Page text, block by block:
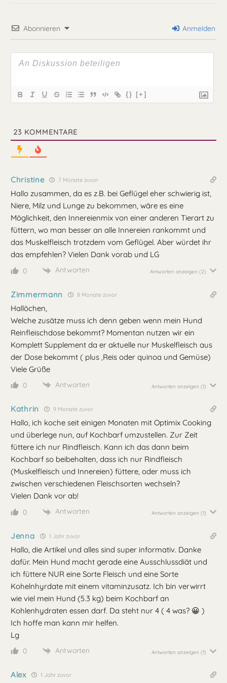
Abonnieren Anmelden
{} [+]
23 KOMMENTARE
Christine 7 Monate zuvor
Hallo zusammen, da es z.B. bei Geflügel eher schwierig ist,
Niere, Milz und Lunge zu bekommen, wäre es eine
Möglichkeit, den Innereienmix von einer anderen Tierart zu
füttern, wo man besser an alle Innereien rankommt und
das Muskelfleisch trotzdem vom Geflügel. Aber würdet ihr
das empfehlen? Vielen Dank vorab und LG
0 Antworten Antworten anzeigen (2)
Zimmermann 8 Monate zuvor
Hallöchen,
Welche zusätze muss ich denn geben wenn mein Hund
Reinfleischdose bekommt? Momentan nutzen wir ein
Komplett Supplement da er aktuelle nur Muskelfleisch aus
der Dose bekommt ( plus ,Reis oder quinoa und Gemüse)
Viele Grüße
0 Antworten Antworten anzeigen (1)
Kathrin 9 Monate zuvor
Hallo, ich koche seit einigen Monaten mit Optimix Cooking
und überlege nun, auf Kochbarf umzustellen. Zur Zeit
füttere ich nur Rindfleisch. Kann ich das dann beim
Kochbarf so beibehalten, dass ich nur Rindfleisch
(Muskelfleisch und Innereien) füttere, oder muss ich
zwischen verschiedenen Fleischsorten wechseln?
Vielen Dank vor ab!
0 Antworten Antworten anzeigen (1)
Jenna 1 Jahr zuvor
Hallo, die Artikel und alles sind super informativ. Danke
dafür. Mein Hund macht gerade eine Ausschlussdiät und
ich füttere NUR eine Sorte Fleisch und eine Sorte
Kohelnhyrdate mit einem vitaminzusatz. Ich bin verwirrt
wie viel mein Hund (5.3 kg) beim Kochbarf an
Kohlenhydraten essen darf. Da steht nur 4 ( 4 was? 😀 )
Ich hoffe man kann mir helfen.
Lg
0 Antworten Antworten anzeigen (1)
Alex 1 Jahr zuvor